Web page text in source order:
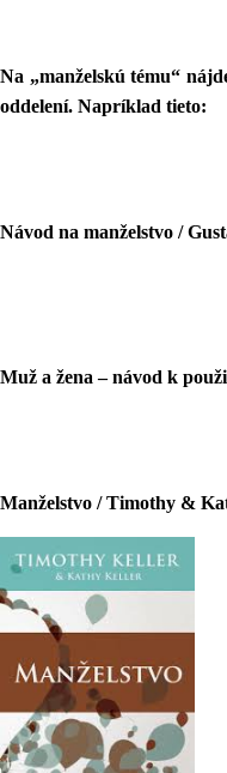
Na „manželskú tému“
oddelení. Napríklad tieto:
Návod na manželstvo /
Muž a žena – návod k
Manželstvo / Timothy &